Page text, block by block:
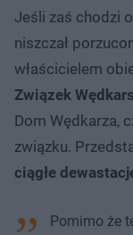
Jeśli zaś chodzi
niszczał
właścicielem
Związek
Dom Wędkarza,
związku.
ciągłe
Pomimo że